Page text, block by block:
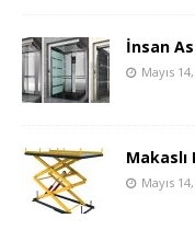
İnsan
Mayıs
Mayıs